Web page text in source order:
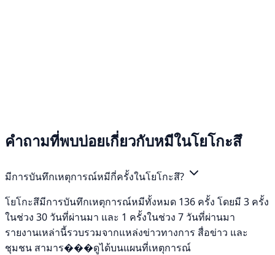
คำถามที่พบบ่อยเกี่ยวกับหมีในโยโกะสึ
มีการบันทึกเหตุการณ์หมีกี่ครั้งในโยโกะสึ?
โยโกะสึมีการบันทึกเหตุการณ์หมีทั้งหมด 136 ครั้ง โดยมี 3 ครั้ง
ในช่วง 30 วันที่ผ่านมา และ 1 ครั้งในช่วง 7 วันที่ผ่านมา
รายงานเหล่านี้รวบรวมจากแหล่งข่าวทางการ สื่อข่าว และ
ชุมชน สามาร���ดูได้บนแผนที่เหตุการณ์